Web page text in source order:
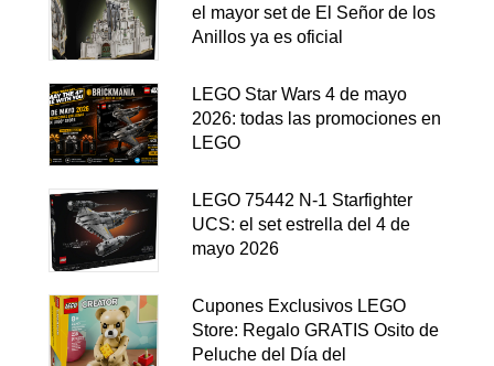
el mayor set de El Señor de los
Anillos ya es oficial
LEGO Star Wars 4 de mayo
2026: todas las promociones en
LEGO
LEGO 75442 N-1 Starfighter
UCS: el set estrella del 4 de
mayo 2026
Cupones Exclusivos LEGO
Store: Regalo GRATIS Osito de
Peluche del Día del